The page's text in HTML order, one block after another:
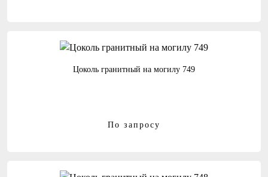
Цоколь гранитный на могилу 749
По запросу